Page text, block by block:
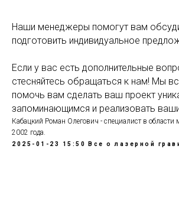
Наши менеджеры помогут вам
подготовить индивидуальное
Если у вас есть дополнительные
стесняйтесь обращаться к нам! Мы
помочь вам сделать ваш проект
запоминающимся и реализовать
Кабацкий Роман Олегович - специалист в области
2002 года.
2025-01-23 15:50 Все о лазерной